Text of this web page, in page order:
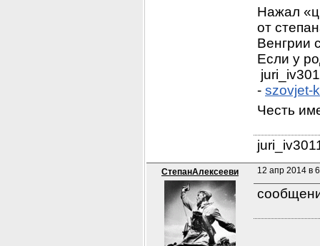
Нажал
от
Венгрии
Если у
- szovjet-
Честь
СтепанАлексееви 12 апр 2014 в